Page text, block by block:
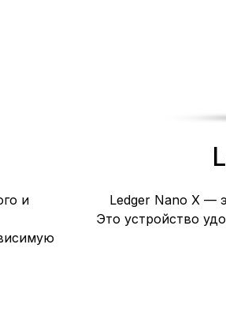
и
Ledger Nano X —
Это устройство